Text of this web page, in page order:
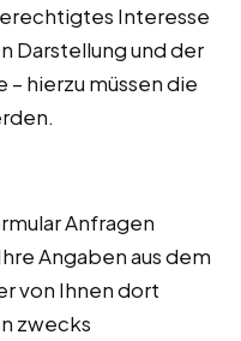
Interesse
Darstellung und der
hierzu müssen die
Anfragen
Angaben aus dem
von Ihnen dort
zwecks